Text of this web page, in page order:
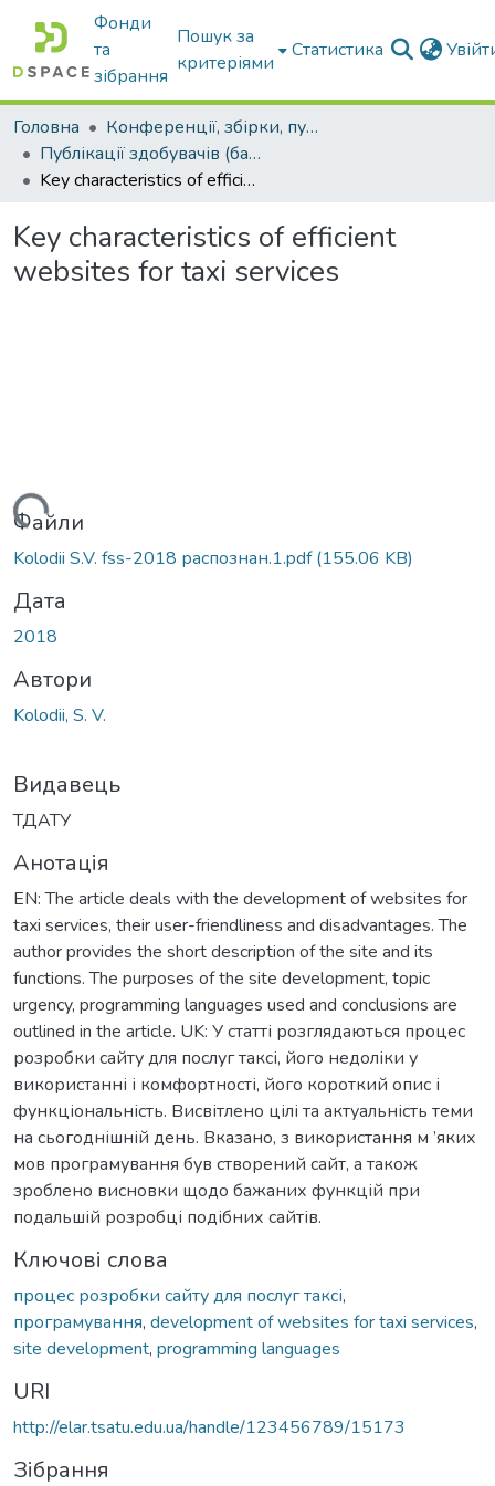
Фонди
та
зібрання
Пошук за
критеріями
Статистика
Головна
Конференції, збірки, публікації молодих вчених і здобувачів : магістрів, бакалаврів, аспірантів.
Публікації здобувачів (бакалаврів. магістрів, аспірантів)
Key characteristics of efficient websites for taxi services
Key characteristics of efficient
websites for taxi services
Файли
Kolodii S.V. fss-2018 распознан.1.pdf(155.06 KB)
Дата
2018
Автори
Kolodii, S. V.
Видавець
ТДАТУ
Анотація
EN: The article deals with the development of websites for
taxi services, their user-friendliness and disadvantages. The
author provides the short description of the site and its
functions. The purposes of the site development, topic
urgency, programming languages used and conclusions are
outlined in the article. UK: У статті розглядаються процес
розробки сайту для послуг таксі, його недоліки у
використанні і комфортності, його короткий опис і
функціональність. Висвітлено цілі та актуальність теми
на сьогоднішній день. Вказано, з використання м ’яких
мов програмування був створений сайт, а також
зроблено висновки щодо бажаних функцій при
подальшій розробці подібних сайтів.
Ключові слова
процес розробки сайту для послуг таксі,
програмування, development of websites for taxi services,
site development, programming languages
URI
http://elar.tsatu.edu.ua/handle/123456789/15173
Зібрання